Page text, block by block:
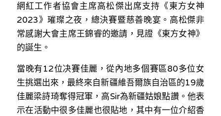
馮煒光專欄
趙處機專欄
大衛sir專欄
曾子晴 - 晴深直說
關於我們
網紅工作者協會主席高松傑出席支持《東方女神
2023》璀璨之夜，總決賽暨慈善晚宴。高松傑非
常感謝大會主席王錦睿的邀請，見證《東方女神》
的誕生。
當晚有12位决賽佳麗，從內地多個賽區80多位女
生挑選出來，最終來自新疆維吾爾族自治區的19歲
佳麗梁詩琦奪得冠軍，高Sir為新疆姑娘點讚。他表
示在活動中很多佳麗也很貼地，其中有一位介紹香